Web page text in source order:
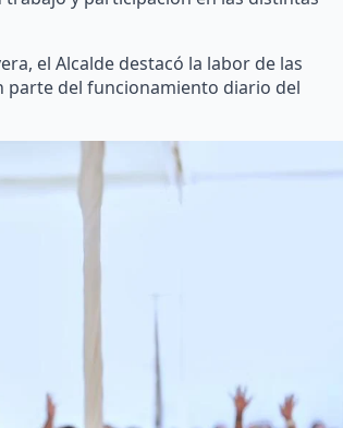
el Alcalde destacó la labor de las
parte del funcionamiento diario del